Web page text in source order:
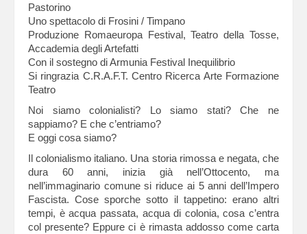
Pastorino
Uno spettacolo di Frosini / Timpano
Produzione Romaeuropa Festival, Teatro della Tosse,
Accademia degli Artefatti
Con il sostegno di Armunia Festival Inequilibrio
Si ringrazia C.R.A.F.T. Centro Ricerca Arte Formazione
Teatro
Noi siamo colonialisti? Lo siamo stati? Che ne
sappiamo? E che c’entriamo?
E oggi cosa siamo?
Il colonialismo italiano. Una storia rimossa e negata, che
dura 60 anni, inizia già nell’Ottocento, ma
nell’immaginario comune si riduce ai 5 anni dell’Impero
Fascista. Cose sporche sotto il tappetino: erano altri
tempi, è acqua passata, acqua di colonia, cosa c’entra
col presente? Eppure ci è rimasta addosso come carta